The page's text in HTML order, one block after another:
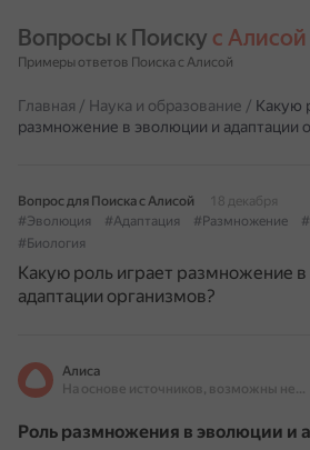
Вопросы к Поиску с Алисой
Примеры ответов Поиска с Алисой
Главная / Наука и образование / Какую
размножение в эволюции и адаптации
Вопрос для Поиска с Алисой
18 декабря
#Эволюция
#Адаптация #Размножение
#Биология
Какую роль играет размножение
адаптации организмов?
Алиса
На основе источников, возможны неточности
Роль размножения в эволюции и